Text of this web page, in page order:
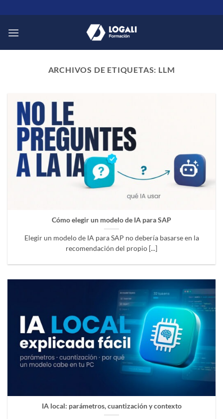
al
contenido
ARCHIVOS DE ETIQUETAS: LLM
Cómo elegir un modelo de IA para SAP
Elegir un modelo de IA para SAP no debería basarse en la
recomendación del propio [...]
IA local: parámetros, cuantización y contexto